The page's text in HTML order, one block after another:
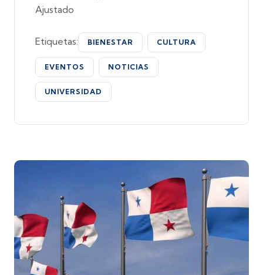
Ajustado
Etiquetas: BIENESTAR CULTURA
EVENTOS NOTICIAS
UNIVERSIDAD